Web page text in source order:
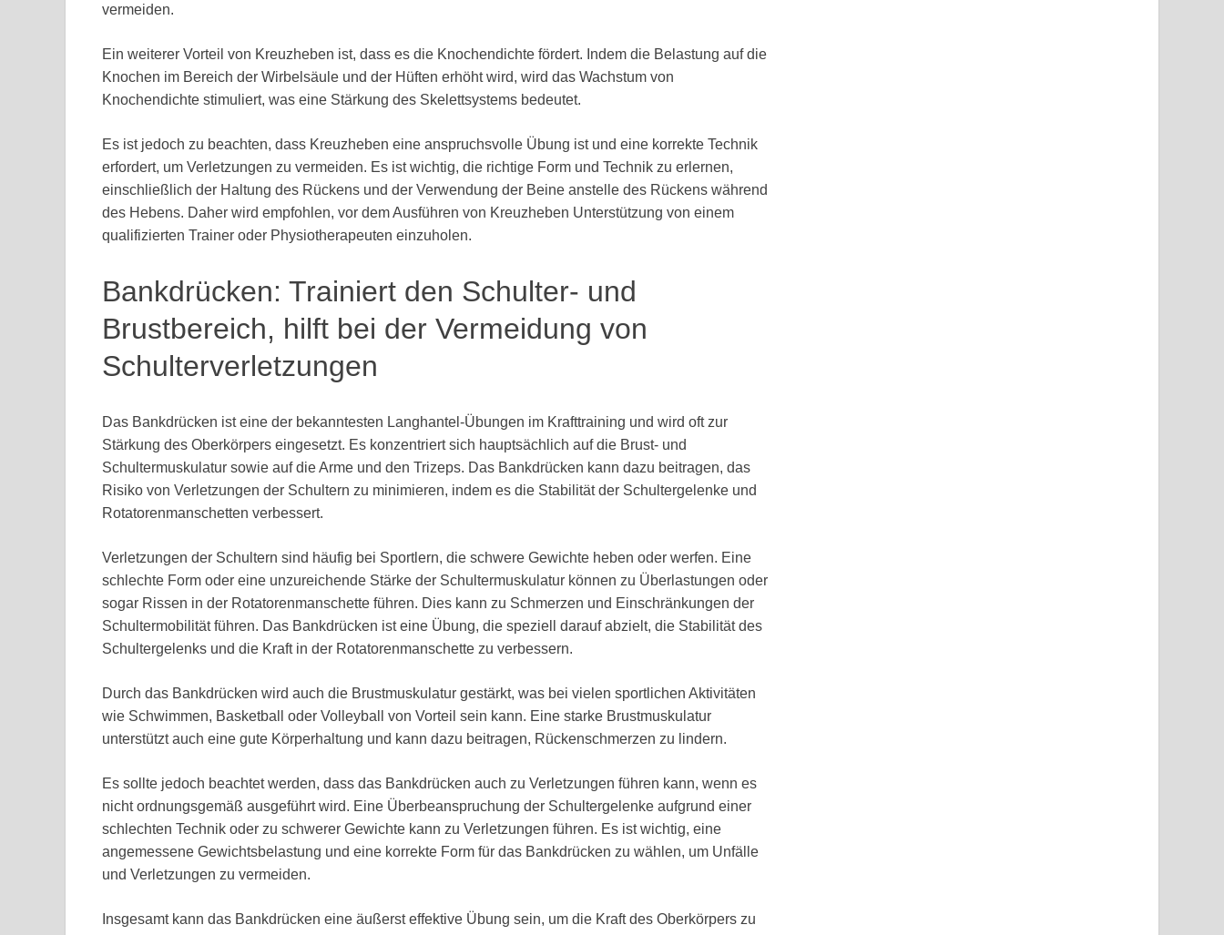
vermeiden.
Ein weiterer Vorteil von Kreuzheben ist, dass es die Knochendichte fördert. Indem die Belastung auf die
Knochen im Bereich der Wirbelsäule und der Hüften erhöht wird, wird das Wachstum von
Knochendichte stimuliert, was eine Stärkung des Skelettsystems bedeutet.
Es ist jedoch zu beachten, dass Kreuzheben eine anspruchsvolle Übung ist und eine korrekte Technik
erfordert, um Verletzungen zu vermeiden. Es ist wichtig, die richtige Form und Technik zu erlernen,
einschließlich der Haltung des Rückens und der Verwendung der Beine anstelle des Rückens während
des Hebens. Daher wird empfohlen, vor dem Ausführen von Kreuzheben Unterstützung von einem
qualifizierten Trainer oder Physiotherapeuten einzuholen.
Bankdrücken: Trainiert den Schulter- und
Brustbereich, hilft bei der Vermeidung von
Schulterverletzungen
Das Bankdrücken ist eine der bekanntesten Langhantel-Übungen im Krafttraining und wird oft zur
Stärkung des Oberkörpers eingesetzt. Es konzentriert sich hauptsächlich auf die Brust- und
Schultermuskulatur sowie auf die Arme und den Trizeps. Das Bankdrücken kann dazu beitragen, das
Risiko von Verletzungen der Schultern zu minimieren, indem es die Stabilität der Schultergelenke und
Rotatorenmanschetten verbessert.
Verletzungen der Schultern sind häufig bei Sportlern, die schwere Gewichte heben oder werfen. Eine
schlechte Form oder eine unzureichende Stärke der Schultermuskulatur können zu Überlastungen oder
sogar Rissen in der Rotatorenmanschette führen. Dies kann zu Schmerzen und Einschränkungen der
Schultermobilität führen. Das Bankdrücken ist eine Übung, die speziell darauf abzielt, die Stabilität des
Schultergelenks und die Kraft in der Rotatorenmanschette zu verbessern.
Durch das Bankdrücken wird auch die Brustmuskulatur gestärkt, was bei vielen sportlichen Aktivitäten
wie Schwimmen, Basketball oder Volleyball von Vorteil sein kann. Eine starke Brustmuskulatur
unterstützt auch eine gute Körperhaltung und kann dazu beitragen, Rückenschmerzen zu lindern.
Es sollte jedoch beachtet werden, dass das Bankdrücken auch zu Verletzungen führen kann, wenn es
nicht ordnungsgemäß ausgeführt wird. Eine Überbeanspruchung der Schultergelenke aufgrund einer
schlechten Technik oder zu schwerer Gewichte kann zu Verletzungen führen. Es ist wichtig, eine
angemessene Gewichtsbelastung und eine korrekte Form für das Bankdrücken zu wählen, um Unfälle
und Verletzungen zu vermeiden.
Insgesamt kann das Bankdrücken eine äußerst effektive Übung sein, um die Kraft des Oberkörpers zu